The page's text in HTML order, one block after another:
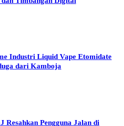
Industri Liquid Vape Etomidate
dari Kamboja
Resahkan Pengguna Jalan di